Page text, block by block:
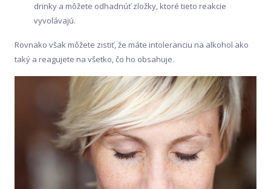
drinky a môžete odhadnúť zložky, ktoré tieto reakcie
vyvolávajú.
Rovnako však môžete zistiť, že máte intoleranciu na alkohol ako
taký a reagujete na všetko, čo ho obsahuje.